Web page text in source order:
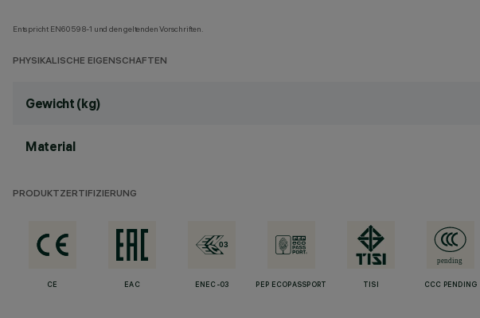
Entspricht EN60598-1 und den geltenden Vorschriften.
PHYSIKALISCHE EIGENSCHAFTEN
Gewicht (kg)
Material
PRODUKTZERTIFIZIERUNG
CE EAC ENEC-03 PEP ECOPASSPORT TISI CCC PENDING